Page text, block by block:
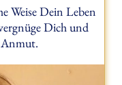
Weise Dein Leben
Dich und
Anmut.